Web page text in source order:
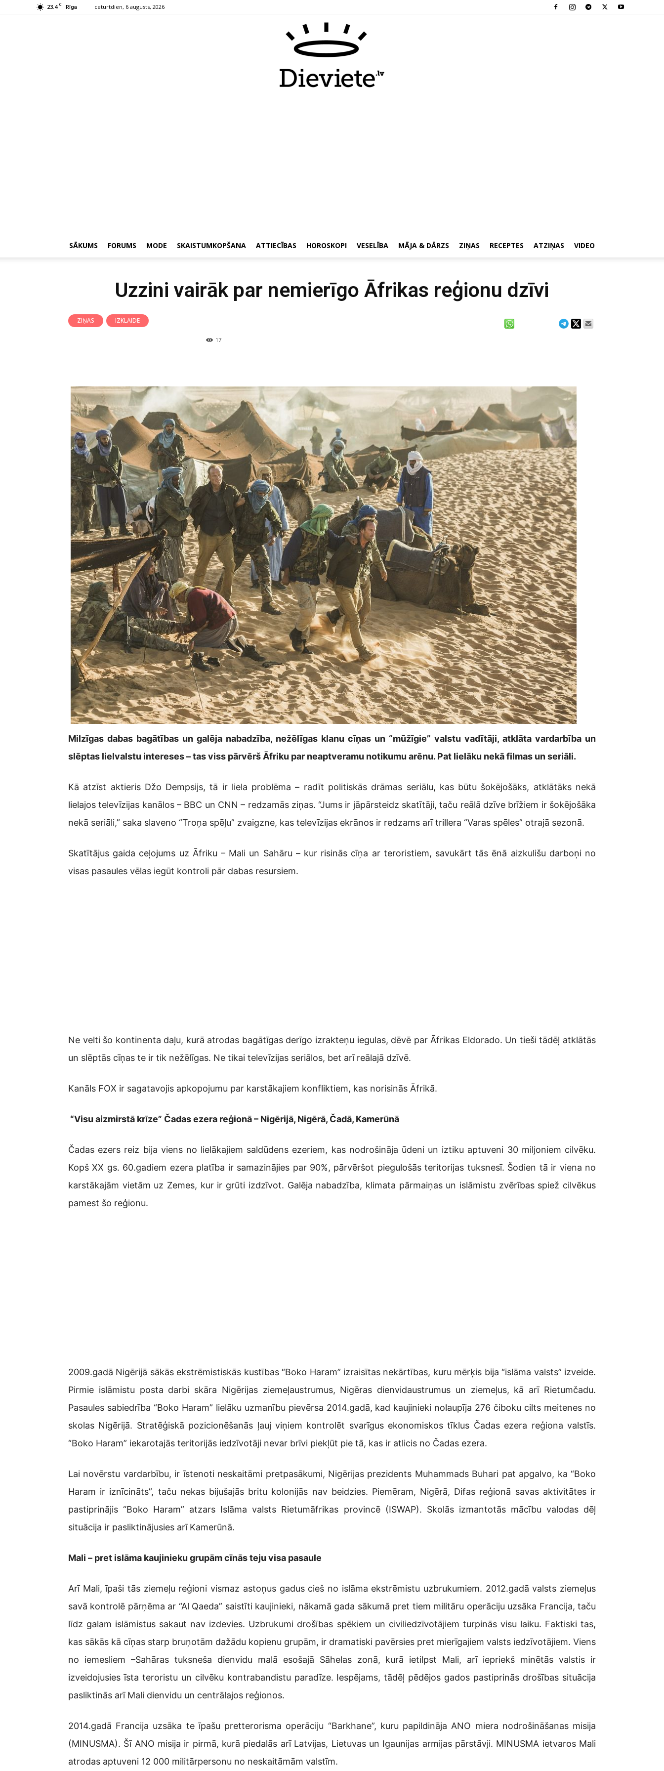
23.4 C Rīga ceturtdien, 6 augusts, 2026
SĀKUMS FORUMS MODE SKAISTUMKOPŠANA ATTIECĪBAS HOROSKOPI VESELĪBA MĀJA & DĀRZS ZIŅAS RECEPTES ATZIŅAS VIDEO
Uzzini vairāk par nemierīgo Āfrikas reģionu dzīvi
ZIŅAS IZKLAIDE
17
Milzīgas dabas bagātības un galēja nabadzība, nežēlīgas klanu cīņas un “mūžīgie” valstu vadītāji, atklāta vardarbība un
slēptas lielvalstu intereses – tas viss pārvērš Āfriku par neaptveramu notikumu arēnu. Pat lielāku nekā filmas un seriāli.
Kā atzīst aktieris Džo Dempsijs, tā ir liela problēma – radīt politiskās drāmas seriālu, kas būtu šokējošāks, atklātāks nekā
lielajos televīzijas kanālos – BBC un CNN – redzamās ziņas. “Jums ir jāpārsteidz skatītāji, taču reālā dzīve brīžiem ir šokējošāka
nekā seriāli,” saka slaveno “Troņa spēļu” zvaigzne, kas televīzijas ekrānos ir redzams arī trillera “Varas spēles” otrajā sezonā.
Skatītājus gaida ceļojums uz Āfriku – Mali un Sahāru – kur risinās cīņa ar teroristiem, savukārt tās ēnā aizkulišu darboņi no
visas pasaules vēlas iegūt kontroli pār dabas resursiem.
Ne velti šo kontinenta daļu, kurā atrodas bagātīgas derīgo izrakteņu iegulas, dēvē par Āfrikas Eldorado. Un tieši tādēļ atklātās
un slēptās cīņas te ir tik nežēlīgas. Ne tikai televīzijas seriālos, bet arī reālajā dzīvē.
Kanāls FOX ir sagatavojis apkopojumu par karstākajiem konfliktiem, kas norisinās Āfrikā.
“Visu aizmirstā krīze” Čadas ezera reģionā – Nigērijā, Nigērā, Čadā, Kamerūnā
Čadas ezers reiz bija viens no lielākajiem saldūdens ezeriem, kas nodrošināja ūdeni un iztiku aptuveni 30 miljoniem cilvēku.
Kopš XX gs. 60.gadiem ezera platība ir samazinājies par 90%, pārvēršot piegulošās teritorijas tuksnesī. Šodien tā ir viena no
karstākajām vietām uz Zemes, kur ir grūti izdzīvot. Galēja nabadzība, klimata pārmaiņas un islāmistu zvērības spiež cilvēkus
pamest šo reģionu.
2009.gadā Nigērijā sākās ekstrēmistiskās kustības “Boko Haram” izraisītas nekārtības, kuru mērķis bija “islāma valsts” izveide.
Pirmie islāmistu posta darbi skāra Nigērijas ziemeļaustrumus, Nigēras dienvidaustrumus un ziemeļus, kā arī Rietumčadu.
Pasaules sabiedrība “Boko Haram” lielāku uzmanību pievērsa 2014.gadā, kad kaujinieki nolaupīja 276 čiboku cilts meitenes no
skolas Nigērijā. Stratēģiskā pozicionēšanās ļauj viņiem kontrolēt svarīgus ekonomiskos tīklus Čadas ezera reģiona valstīs.
“Boko Haram” iekarotajās teritorijās iedzīvotāji nevar brīvi piekļūt pie tā, kas ir atlicis no Čadas ezera.
Lai novērstu vardarbību, ir īstenoti neskaitāmi pretpasākumi, Nigērijas prezidents Muhammads Buhari pat apgalvo, ka “Boko
Haram ir iznīcināts”, taču nekas bijušajās britu kolonijās nav beidzies. Piemēram, Nigērā, Difas reģionā savas aktivitātes ir
pastiprinājis “Boko Haram” atzars Islāma valsts Rietumāfrikas provincē (ISWAP). Skolās izmantotās mācību valodas dēļ
situācija ir pasliktinājusies arī Kamerūnā.
Mali – pret islāma kaujinieku grupām cīnās teju visa pasaule
Arī Mali, īpaši tās ziemeļu reģioni vismaz astoņus gadus cieš no islāma ekstrēmistu uzbrukumiem. 2012.gadā valsts ziemeļus
savā kontrolē pārņēma ar “Al Qaeda” saistīti kaujinieki, nākamā gada sākumā pret tiem militāru operāciju uzsāka Francija, taču
līdz galam islāmistus sakaut nav izdevies. Uzbrukumi drošības spēkiem un civiliedzīvotājiem turpinās visu laiku. Faktiski tas,
kas sākās kā cīņas starp bruņotām dažādu kopienu grupām, ir dramatiski pavērsies pret mierīgajiem valsts iedzīvotājiem. Viens
no iemesliem –Sahāras tuksneša dienvidu malā esošajā Sāhelas zonā, kurā ietilpst Mali, arī iepriekš minētās valstis ir
izveidojusies īsta teroristu un cilvēku kontrabandistu paradīze. Iespējams, tādēļ pēdējos gados pastiprinās drošības situācija
pasliktinās arī Mali dienvidu un centrālajos reģionos.
2014.gadā Francija uzsāka te īpašu pretterorisma operāciju “Barkhane”, kuru papildināja ANO miera nodrošināšanas misija
(MINUSMA). Šī ANO misija ir pirmā, kurā piedalās arī Latvijas, Lietuvas un Igaunijas armijas pārstāvji. MINUSMA ietvaros Mali
atrodas aptuveni 12 000 militārpersonu no neskaitāmām valstīm.